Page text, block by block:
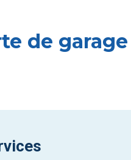
de